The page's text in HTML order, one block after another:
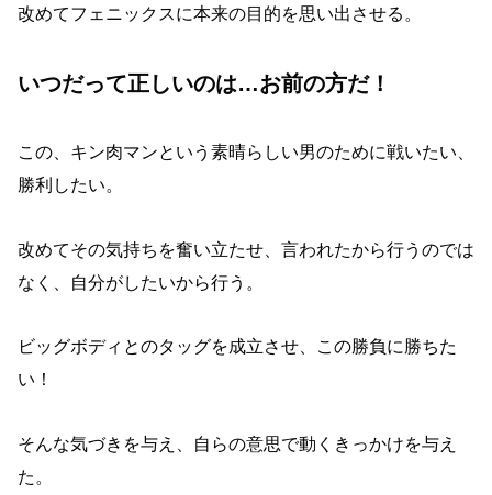
改めてフェニックスに本来の目的を思い出させる。
いつだって正しいのは…お前の方だ！
この、キン肉マンという素晴らしい男のために戦いたい、
勝利したい。
改めてその気持ちを奮い立たせ、言われたから行うのでは
なく、自分がしたいから行う。
ビッグボディとのタッグを成立させ、この勝負に勝ちた
い！
そんな気づきを与え、自らの意思で動くきっかけを与え
た。